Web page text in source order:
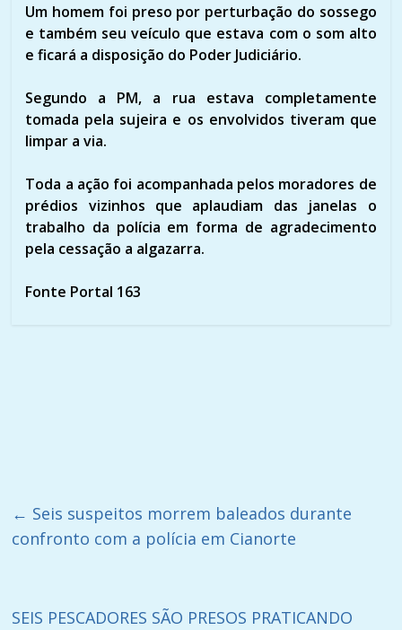
Um homem foi preso por perturbação do sossego
e também seu veículo que estava com o som alto
e ficará a disposição do Poder Judiciário.
Segundo a PM, a rua estava completamente
tomada pela sujeira e os envolvidos tiveram que
limpar a via.
Toda a ação foi acompanhada pelos moradores de
prédios vizinhos que aplaudiam das janelas o
trabalho da polícia em forma de agradecimento
pela cessação a algazarra.
Fonte Portal 163
← Seis suspeitos morrem baleados durante
confronto com a polícia em Cianorte
SEIS PESCADORES SÃO PRESOS PRATICANDO